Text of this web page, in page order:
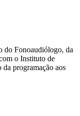
do Fonoaudiólogo, da
o Instituto de
programação aos